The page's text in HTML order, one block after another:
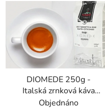
DIOMEDE 250g -
Italská zrnková káva
Caffe Pompeii
Objednáno